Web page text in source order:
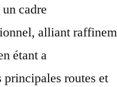
cadre
alliant
étant a
routes et